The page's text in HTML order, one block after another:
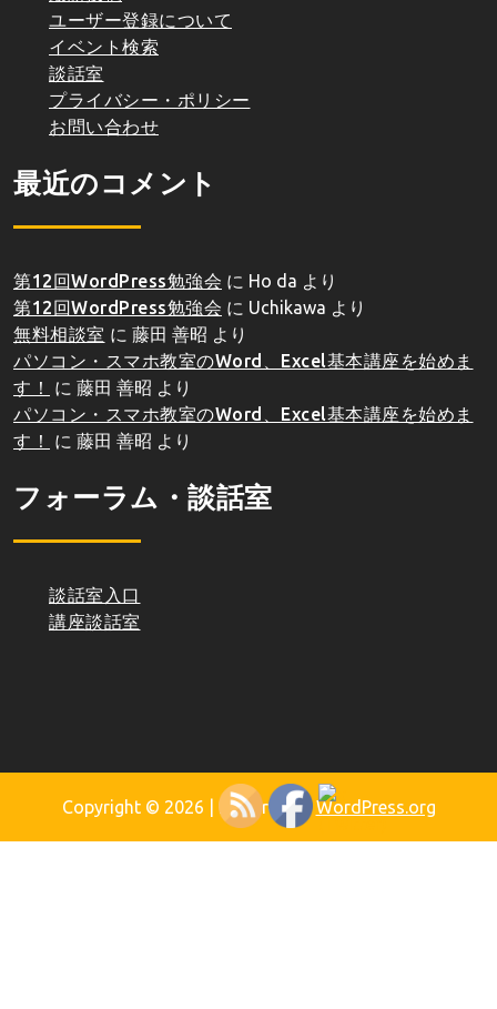
ユーザー登録について
イベント検索
談話室
プライバシー・ポリシー
お問い合わせ
最近のコメント
第12回WordPress勉強会 に Ho da より
第12回WordPress勉強会 に Uchikawa より
無料相談室 に 藤田 善昭 より
パソコン・スマホ教室のWord、Excel基本講座を始めま
す！
に 藤田 善昭 より
パソコン・スマホ教室のWord、Excel基本講座を始めま
す！
に 藤田 善昭 より
フォーラム・談話室
談話室入口
講座談話室
Copyright © 2026 | Powered byWordPress.org